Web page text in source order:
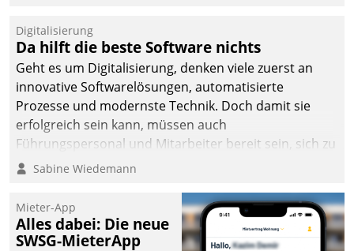
Digitalisierung
Da hilft die beste Software nichts
Geht es um Digitalisierung, denken viele zuerst an
innovative Softwarelösungen, automatisierte
Prozesse und modernste Technik. Doch damit sie
erfolgreich sein kann, müssen auch
Führungspersonal und Mitarbeiter bereit sein, sich zu
verändern und anzupassen, sonst werden sie an ihr
Sabine Wiedemann
Mieter-App
Alles dabei: Die neue
SWSG-MieterApp